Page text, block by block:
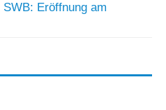
Eröffnung am